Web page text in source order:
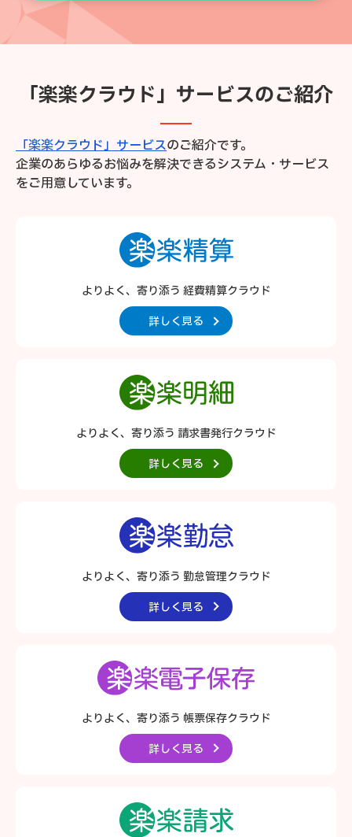
「楽楽クラウド」サービスのご紹介
「楽楽クラウド」サービスのご紹介です。
企業のあらゆるお悩みを解決できるシステム・サービス
をご用意しています。
よりよく、寄り添う 経費精算クラウド
詳しく見る
よりよく、寄り添う 請求書発行クラウド
詳しく見る
よりよく、寄り添う 勤怠管理クラウド
詳しく見る
よりよく、寄り添う 帳票保存クラウド
詳しく見る